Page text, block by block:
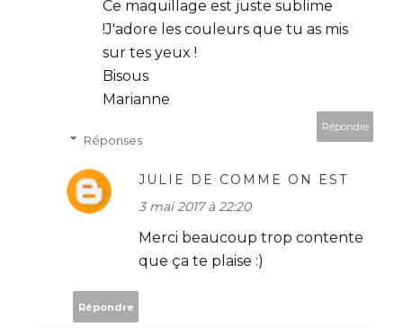
Ce maquillage est juste sublime
!J'adore les couleurs que tu as mis
sur tes yeux !
Bisous
Marianne
Répondre
Réponses
JULIE DE COMME ON EST
3 mai 2017 à 22:20
Merci beaucoup trop contente
que ça te plaise :)
Répondre